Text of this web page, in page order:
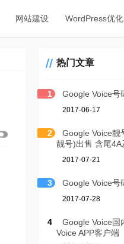
网站建设 WordPress优化
热门文章
1 Google Voice号
2017-06-17
2
Google Voice靓
靓号)出售 含尾4A
2017-07-21
3 Google Voice号
2017-07-28
4
Google Voice国
Voice APP客户端